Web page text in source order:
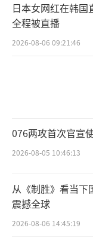
“接上级
补给”
规划补给
各舰艇组
指挥员下
日本女网红在韩国
全程被直播
2026-08-06 09:21:46
076两攻首次官宣
2026-08-05 10:46:13
从《制胜》看当下
震撼全球
2026-08-06 14:45:19